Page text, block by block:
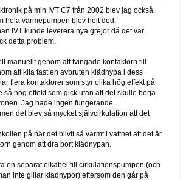
på min IVT C7 från 2002 blev jag också
hela värmepumpen blev helt död.
IVT kunde leverera nya grejor då det var
detta problem.
manuellt genom att tvingade kontaktorn till
att kila fast en avbruten klädnypa i dess
flera kontaktorer som styr olika hög effekt på
hög effekt som gick utan att det skulle börja
Jag hade ingen fungerande
det blev så mycket självcirkulation att det
på när det blivit så varmt i vattnet att det är
genom att dra bort klädnypan.
en separat elkabel till cirkulationspumpen (och
inte gillar klädnypor) eftersom den går på